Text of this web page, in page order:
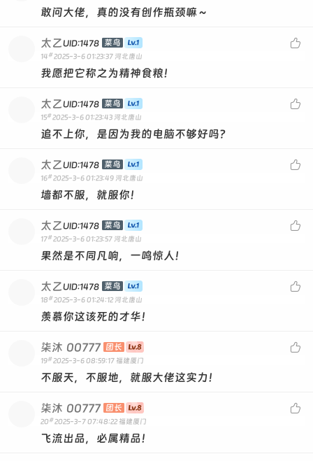
敢问大佬，真的没有创作瓶颈嘛～

太乙UID:1478 菜鸟
14 # 2025-3-6 01:23:37 河北唐山
我愿把它称之为精神食粮！

太乙UID:1478 菜鸟
15# 2025-3-6 01:23:43 河北唐山
追不上你，是因为我的电脑不够好吗？

太乙UID:1478 菜鸟
16# 2025-3-6 01:23:49 河北唐山
墙都不服，就服你！

太乙UID:1478 菜鸟
17# 2025-3-6 01:23:57 河北唐山
果然是不同凡响，一鸣惊人！

太乙UID:1478 菜鸟
18 # 2025-3-6 01:24:12 河北唐山
羡慕你这该死的才华！

柒沐 00777 团长
19# 2025-3-6 08:59:17 福建厦门
不服天，不服地，就服大佬这实力！

柒沐 00777 团长
20 # 2025-3-7 07:48:22 福建厦门
飞流出品，必属精品！